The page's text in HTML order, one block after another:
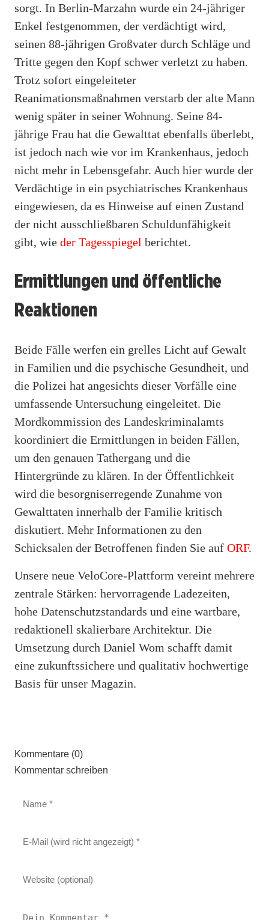
sorgt. In Berlin-Marzahn wurde ein 24-jähriger
Enkel festgenommen, der verdächtigt wird,
seinen 88-jährigen Großvater durch Schläge und
Tritte gegen den Kopf schwer verletzt zu haben.
Trotz sofort eingeleiteter
Reanimationsmaßnahmen verstarb der alte Mann
wenig später in seiner Wohnung. Seine 84-
jährige Frau hat die Gewalttat ebenfalls überlebt,
ist jedoch nach wie vor im Krankenhaus, jedoch
nicht mehr in Lebensgefahr. Auch hier wurde der
Verdächtige in ein psychiatrisches Krankenhaus
eingewiesen, da es Hinweise auf einen Zustand
der nicht ausschließbaren Schuldunfähigkeit
gibt, wie der Tagesspiegel berichtet.
Ermittlungen und öffentliche
Reaktionen
Beide Fälle werfen ein grelles Licht auf Gewalt
in Familien und die psychische Gesundheit, und
die Polizei hat angesichts dieser Vorfälle eine
umfassende Untersuchung eingeleitet. Die
Mordkommission des Landeskriminalamts
koordiniert die Ermittlungen in beiden Fällen,
um den genauen Tathergang und die
Hintergründe zu klären. In der Öffentlichkeit
wird die besorgniserregende Zunahme von
Gewalttaten innerhalb der Familie kritisch
diskutiert. Mehr Informationen zu den
Schicksalen der Betroffenen finden Sie auf ORF.
Unsere neue VeloCore-Plattform vereint mehrere
zentrale Stärken: hervorragende Ladezeiten,
hohe Datenschutzstandards und eine wartbare,
redaktionell skalierbare Architektur. Die
Umsetzung durch Daniel Wom schafft damit
eine zukunftssichere und qualitativ hochwertige
Basis für unser Magazin.
Kommentare (0)
Kommentar schreiben